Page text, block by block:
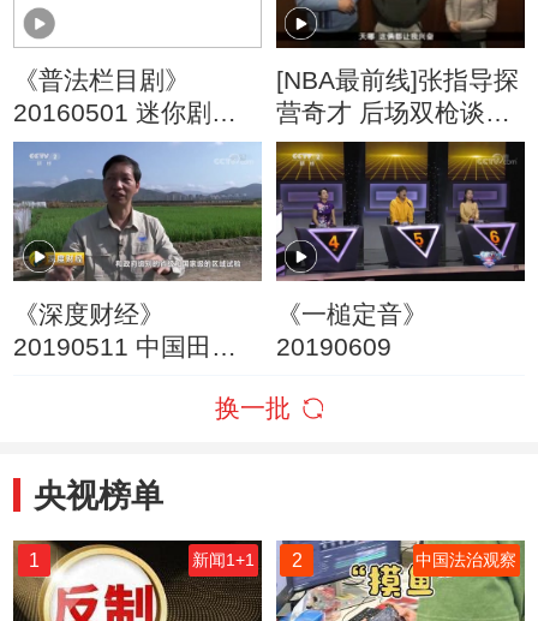
《普法栏目剧》
20160501 迷你剧集·
秀才遇到兵（二）
[NBA最前线]张指导探
营奇才 后场双枪谈球
队
《深度财经》
20190511 中国田里
《一槌定音》
20190609
换一批
央视榜单
1 新闻1+1 2 中国法治观察